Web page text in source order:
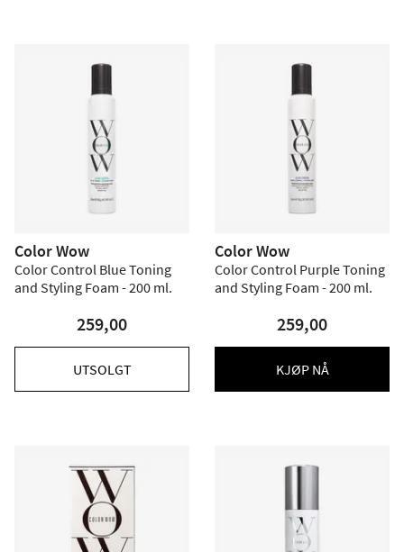
Color Wow
Color Control Blue Toning
and Styling Foam - 200 ml.
259,00
UTSOLGT
Color Wow
Color Control Purple Toning
and Styling Foam - 200 ml.
259,00
KJØP NÅ